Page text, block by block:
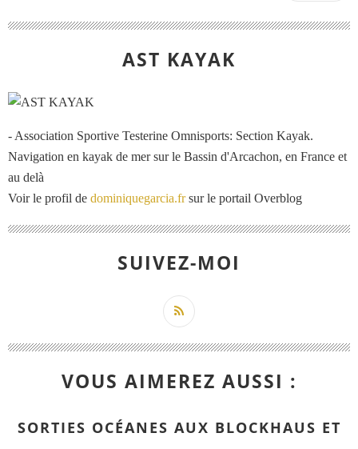
AST KAYAK
- Association Sportive Testerine Omnisports: Section Kayak.
Navigation en kayak de mer sur le Bassin d'Arcachon, en France et
au delà
Voir le profil de dominiquegarcia.frsur le portail Overblog
SUIVEZ-MOI
VOUS AIMEREZ AUSSI :
SORTIES OCÉANES AUX BLOCKHAUS ET